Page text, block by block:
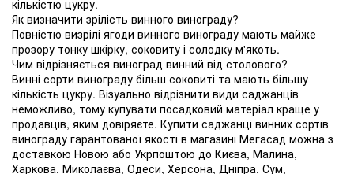
кількістю цукру.
Як визначити зрілість винного винограду?
Повністю визрілі ягоди винного винограду мають майже
прозору тонку шкірку, соковиту і солодку м'якоть.
Чим відрізняється виноград винний від столового?
Винні сорти винограду більш соковиті та мають більшу
кількість цукру. Візуально відрізнити види саджанців
неможливо, тому купувати посадковий матеріал краще у
продавців, яким довіряєте. Купити саджанці винних сортів
винограду гарантованої якості в магазині Мегасад можна з
доставкою Новою або Укрпоштою до Києва, Малина,
Харкова, Миколаєва, Одеси, Херсона, Дніпра, Сум,